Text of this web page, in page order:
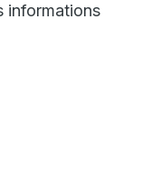
informations